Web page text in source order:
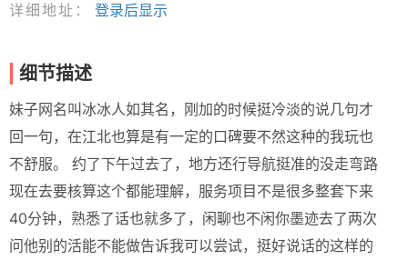
详细地址：
登录后显示
细节描述
妹子网名叫冰冰人如其名，刚加的时候挺冷淡的说几句才
回一句，在江北也算是有一定的口碑要不然这种的我玩也
不舒服。 约了下午过去了，地方还行导航挺准的没走弯路
现在去要核算这个都能理解，服务项目不是很多整套下来
40分钟，熟悉了话也就多了，闲聊也不闲你墨迹去了两次
问他别的活能不能做告诉我可以尝试，挺好说话的这样的